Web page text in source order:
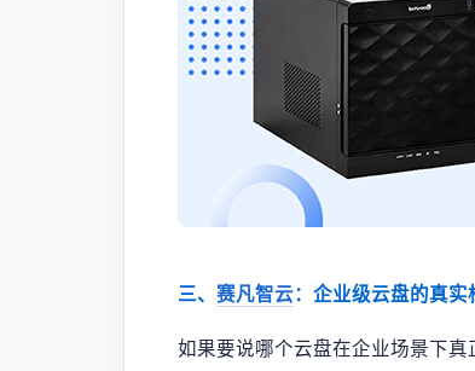
三、 赛凡智云：企业级云盘的真实
如果要说哪个云盘在企业场景下